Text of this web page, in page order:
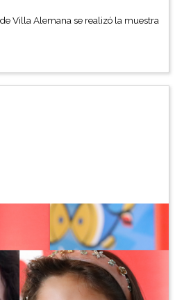
Villa Alemana se realizó la muestra